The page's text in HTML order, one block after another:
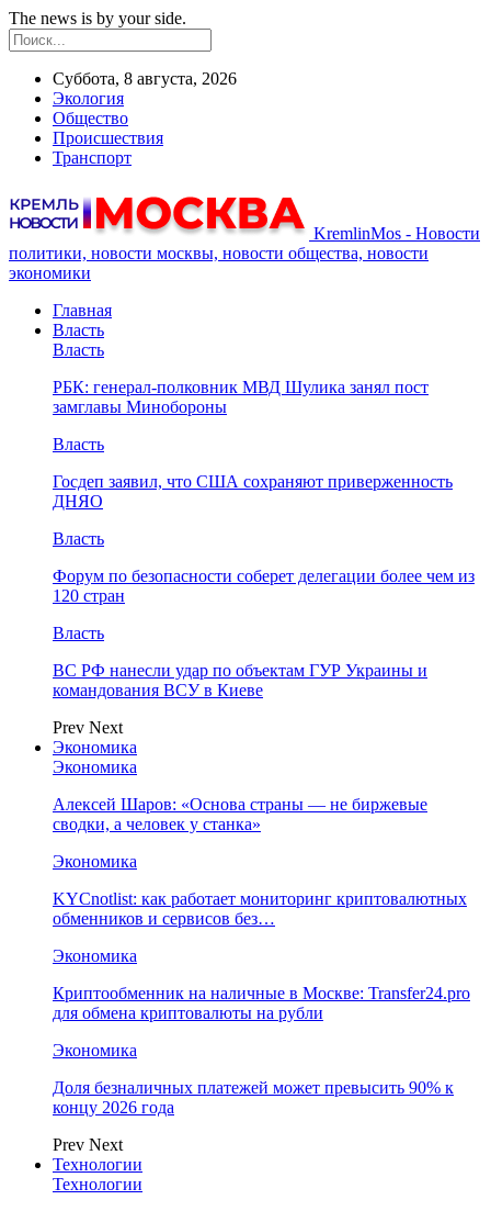
The news is by your side.
Суббота, 8 августа, 2026
Экология
Общество
Происшествия
Транспорт
KremlinMos - Новости
политики, новости москвы, новости общества, новости
экономики
Главная
Власть
Власть
РБК: генерал-полковник МВД Шулика занял пост
замглавы Минобороны
Власть
Госдеп заявил, что США сохраняют приверженность
ДНЯО
Власть
Форум по безопасности соберет делегации более чем из
120 стран
Власть
ВС РФ нанесли удар по объектам ГУР Украины и
командования ВСУ в Киеве
Prev Next
Экономика
Экономика
Алексей Шаров: «Основа страны — не биржевые
сводки, а человек у станка»
Экономика
KYCnotlist: как работает мониторинг криптовалютных
обменников и сервисов без…
Экономика
Криптообменник на наличные в Москве: Transfer24.pro
для обмена криптовалюты на рубли
Экономика
Доля безналичных платежей может превысить 90% к
концу 2026 года
Prev Next
Технологии
Технологии